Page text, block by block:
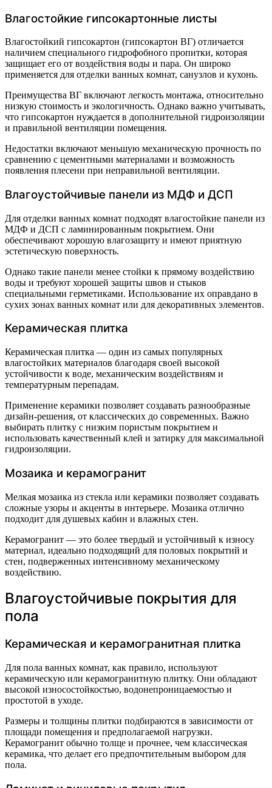
Влагостойкие гипсокартонные листы
Влагостойкий гипсокартон (гипсокартон ВГ) отличается
наличием специального гидрофобного пропитки, которая
защищает его от воздействия воды и пара. Он широко
применяется для отделки ванных комнат, санузлов и кухонь.
Преимущества ВГ включают легкость монтажа, относительно
низкую стоимость и экологичность. Однако важно учитывать,
что гипсокартон нуждается в дополнительной гидроизоляции
и правильной вентиляции помещения.
Недостатки включают меньшую механическую прочность по
сравнению с цементными материалами и возможность
появления плесени при неправильной вентиляции.
Влагоустойчивые панели из МДФ и ДСП
Для отделки ванных комнат подходят влагостойкие панели из
МДФ и ДСП с ламинированным покрытием. Они
обеспечивают хорошую влагозащиту и имеют приятную
эстетическую поверхность.
Однако такие панели менее стойки к прямому воздействию
воды и требуют хорошей защиты швов и стыков
специальными герметиками. Использование их оправдано в
сухих зонах ванных комнат или для декоративных элементов.
Керамическая плитка
Керамическая плитка — один из самых популярных
влагостойких материалов благодаря своей высокой
устойчивости к воде, механическим воздействиям и
температурным перепадам.
Применение керамики позволяет создавать разнообразные
дизайн-решения, от классических до современных. Важно
выбирать плитку с низким пористым покрытием и
использовать качественный клей и затирку для максимальной
гидроизоляции.
Мозаика и керамогранит
Мелкая мозаика из стекла или керамики позволяет создавать
сложные узоры и акценты в интерьере. Мозаика отлично
подходит для душевых кабин и влажных стен.
Керамогранит — это более твердый и устойчивый к износу
материал, идеально подходящий для половых покрытий и
стен, подверженных интенсивному механическому
воздействию.
Влагоустойчивые покрытия для
пола
Керамическая и керамогранитная плитка
Для пола ванных комнат, как правило, используют
керамическую или керамогранитную плитку. Они обладают
высокой износостойкостью, водонепроницаемостью и
простотой в уходе.
Размеры и толщины плитки подбираются в зависимости от
площади помещения и предполагаемой нагрузки.
Керамогранит обычно толще и прочнее, чем классическая
керамика, что делает его предпочтительным выбором для
пола.